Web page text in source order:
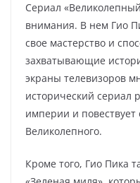
Сериал
внимания. В нем Гио
свое мастерство и
захватывающие
экраны телевизоров
исторический сериал
империи и
Великолепного.
Кроме того, Гио Пика